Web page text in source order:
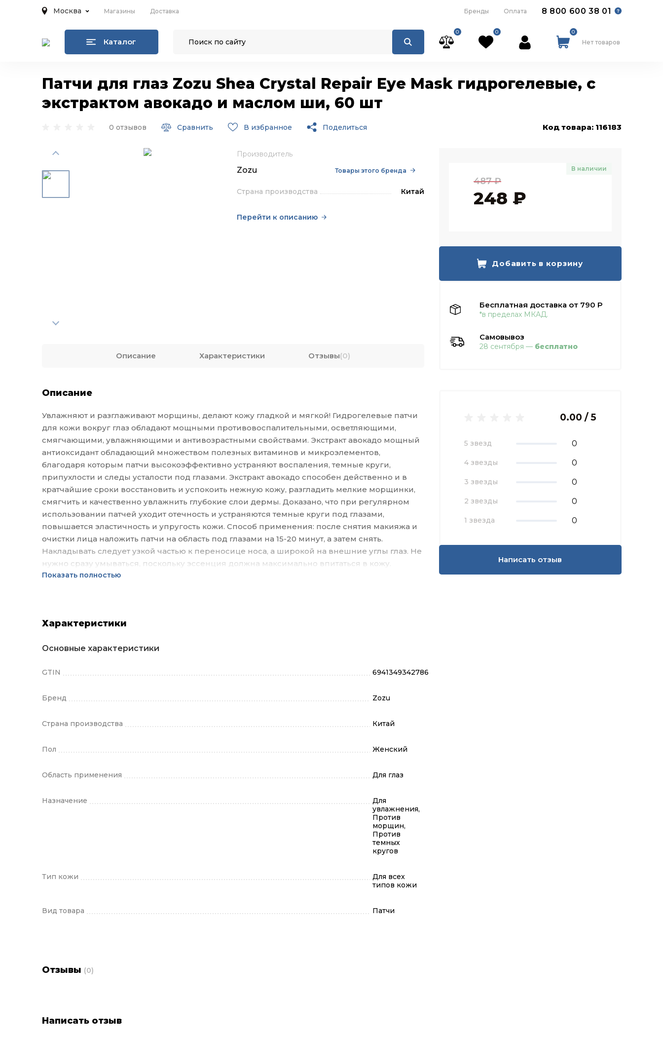
Москва Магазины Доставка Бренды Оплата 8 800 600 38 01
Каталог
0 0 0
Нет товаров
Патчи для глаз Zozu Shea Crystal Repair Eye Mask гидрогелевые, с
экстрактом авокадо и маслом ши, 60 шт
0 отзывов Сравнить В избранное Поделиться Код товара: 116183
Производитель
Zozu Товары этого бренда
Страна производства Китай
Перейти к описанию
В наличии
487₽
248 ₽
Добавить в корзину
Бесплатная доставка от 790 Р
*в пределах МКАД.
Самовывоз
28 сентября — бесплатно
0.00 / 5
5 звезд 0
4 звезды 0
3 звезды 0
2 звезды 0
1 звезда 0
Написать отзыв
Описание Характеристики Отзывы(0)
Описание
Увлажняют и разглаживают морщины, делают кожу гладкой и мягкой! Гидрогелевые патчи
для кожи вокруг глаз обладают мощными противовоспалительными, осветляющими,
смягчающими, увлажняющими и антивозрастными свойствами. Экстракт авокадо мощный
антиоксидант обладающий множеством полезных витаминов и микроэлементов,
благодаря которым патчи высокоэффективно устраняют воспаления, темные круги,
припухлости и следы усталости под глазами. Экстракт авокадо способен действенно и в
кратчайшие сроки восстановить и успокоить нежную кожу, разгладить мелкие морщинки,
смягчить и качественно увлажнить глубокие слои дермы. Доказано, что при регулярном
использовании патчей уходит отечность и устраняются темные круги под глазами,
повышается эластичность и упругость кожи. Способ применения: после снятия макияжа и
очистки лица наложить патчи на область под глазами на 15-20 минут, а затем снять.
Накладывать следует узкой частью к переносице носа, а широкой на внешние углы глаз. Не
нужно сразу умываться, поскольку эссенция должна максимально впитаться в кожу.
Показать полностью
Характеристики
Основные характеристики
GTIN 6941349342786
Бренд Zozu
Страна производства Китай
Пол Женский
Область применения Для глаз
Назначение
Для
увлажнения,
Против
морщин,
Против
темных
кругов
Тип кожи
Для всех
типов кожи
Вид товара Патчи
Отзывы (0)
Написать отзыв